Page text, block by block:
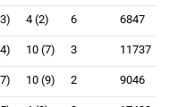
4 (2) 6 6847
10 (7) 3 11737
10 (9) 2 9046